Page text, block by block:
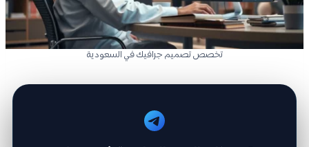
تخصص تصميم جرافيك في السعودية